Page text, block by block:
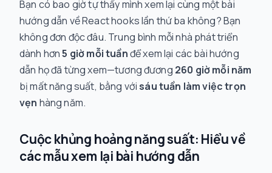
Bạn có bao giờ tự thấy mình xem lại cùng một bài
hướng dẫn về React hooks lần thứ ba không? Bạn
không đơn độc đâu. Trung bình mỗi nhà phát triển
dành hơn5 giờ mỗi tuầnđể xem lại các bài hướng
dẫn họ đã từng xem—tương đương 260 giờ mỗi năm
bị mất năng suất, bằng vớisáu tuần làm việc trọn
vẹn hàng năm.
Cuộc khủng hoảng năng suất: Hiểu về
các mẫu xem lại bài hướng dẫn